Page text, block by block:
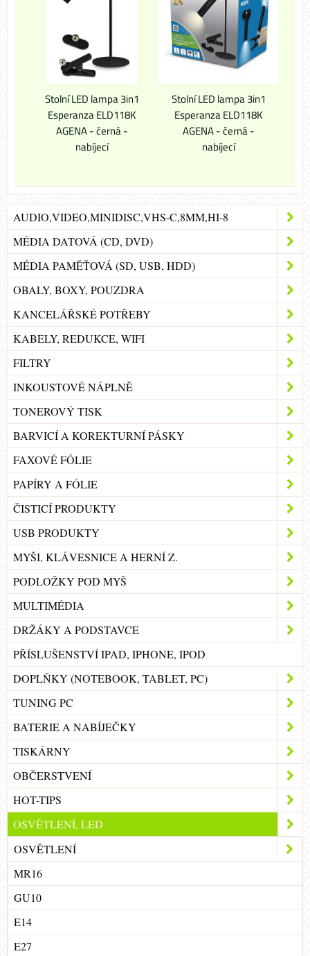
Stolní LED lampa 3in1
Esperanza ELD118K
AGENA - černá -
nabíjecí
Stolní LED lampa 3in1
Esperanza ELD118K
AGENA - černá -
nabíjecí
AUDIO,VIDEO,MINIDISC,VHS-C,8MM,HI-8
MÉDIA DATOVÁ (CD, DVD)
MÉDIA PAMĚŤOVÁ (SD, USB, HDD)
OBALY, BOXY, POUZDRA
KANCELÁŘSKÉ POTŘEBY
KABELY, REDUKCE, WIFI
FILTRY
INKOUSTOVÉ NÁPLNĚ
TONEROVÝ TISK
BARVICÍ A KOREKTURNÍ PÁSKY
FAXOVÉ FÓLIE
PAPÍRY A FÓLIE
ČISTICÍ PRODUKTY
USB PRODUKTY
MYŠI, KLÁVESNICE A HERNÍ Z.
PODLOŽKY POD MYŠ
MULTIMÉDIA
DRŽÁKY A PODSTAVCE
PŘÍSLUŠENSTVÍ IPAD, IPHONE, IPOD
DOPLŇKY (NOTEBOOK, TABLET, PC)
TUNING PC
BATERIE A NABÍJEČKY
TISKÁRNY
OBČERSTVENÍ
HOT-TIPS
OSVĚTLENÍ, LED
OSVĚTLENÍ
MR16
GU10
E14
E27